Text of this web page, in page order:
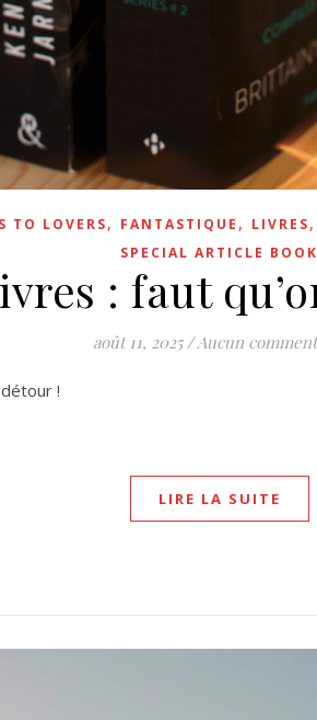
TO LOVERS, FANTASTIQUE , LIVRES,
SPECIAL ARTICLE BOOK
: faut
août 11, 2025 /Aucun
!
LIRE LA SUITE